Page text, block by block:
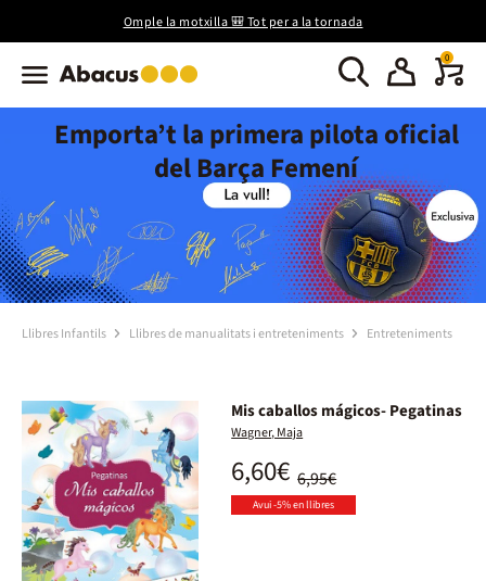
Omple la motxilla 🎒 Tot per a la tornada
0
Emporta’t la primera pilota oficial
del Barça Femení
Llibres Infantils Llibres de manualitats i entreteniments Entreteniments
Mis caballos mágicos- Pegatinas
Wagner, Maja
6,95€
6,60€
Avui -5% en llibres